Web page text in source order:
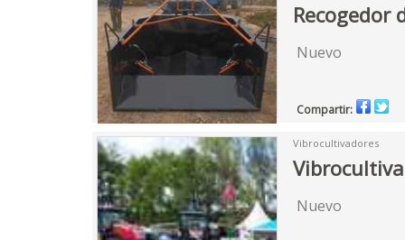
Recogedor
Nuevo
Compartir:
Vibrocultivadores
Nuevo